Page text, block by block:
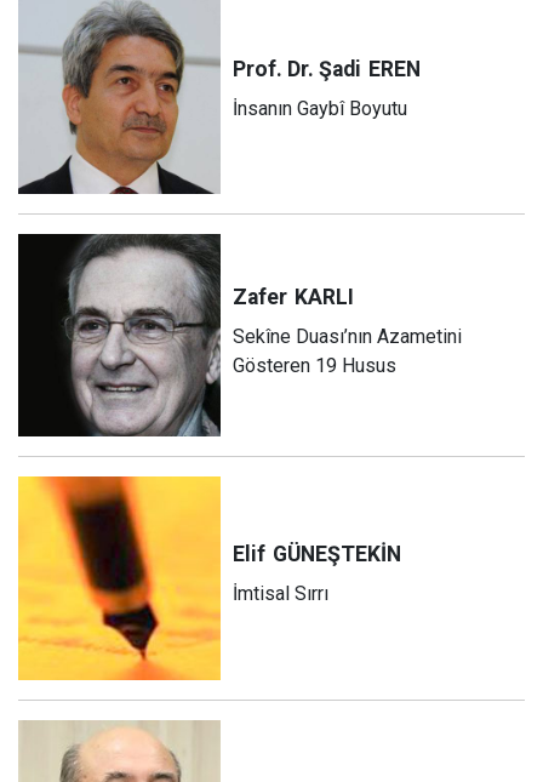
Prof. Dr. Şadi EREN
İnsanın Gaybî Boyutu
Zafer KARLI
Sekîne Duası’nın Azametini
Gösteren 19 Husus
Elif GÜNEŞTEKİN
İmtisal Sırrı